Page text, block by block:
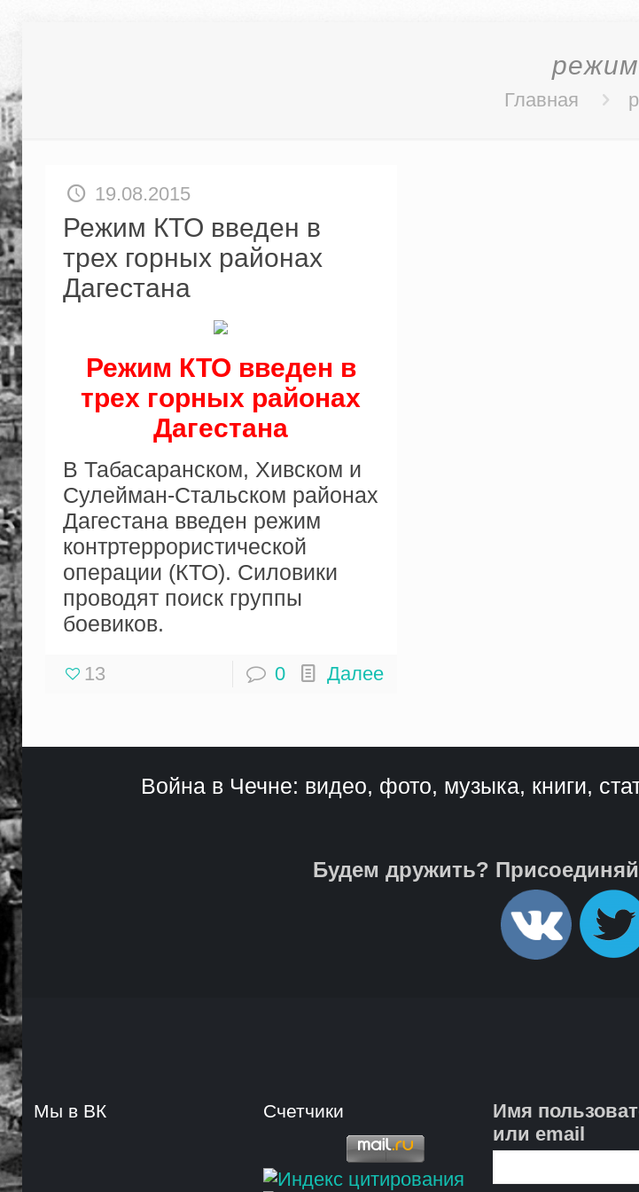
режим
Главная
19.08.2015
Режим КТО введен в
трех горных районах
Дагестана
Режим КТО введен в
трех горных районах
Дагестана
В Табасаранском, Хивском и
Сулейман-Стальском районах
Дагестана введен режим
контртеррористической
операции (КТО). Силовики
проводят поиск группы
боевиков.
13 0 Далее
Война в Чечне: видео, фото, музыка, книги,
Будем дружить?
Мы в ВК Счетчики
Имя
или email